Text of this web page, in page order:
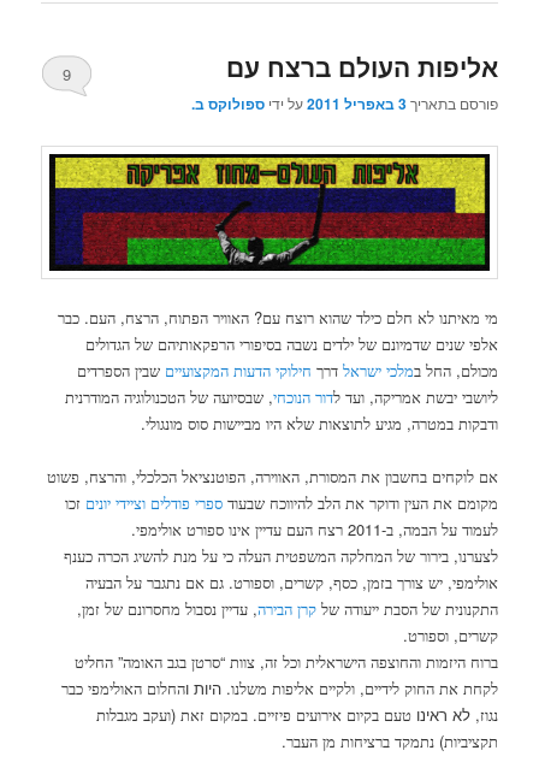
אליפות העולם ברצח עם
פורסם בתאריך3 באפריל 2011 על ידיספולוקס ב.
9
מי מאיתנו לא חלם כילד שהוא רוצח עם?האוויר הפתוח,הרצח,העם.כבר
אלפי שנים שדמיונם של ילדים נשבה בסיפורי הרפקאותיהם של הגדולים
מכולם,החל במלכי ישראל דרך חילוקי הדעות המקצועיים שבין הספרדים
ליושבי יבשת אמריקה,ועד לדור הנוכחי,שבסיועה של הטכנולוגיה המודרנית
ודבקות במטרה, מגיע לתוצאות שלא היו מביישות סוס מונגולי.
אם לוקחים בחשבון את המסורת,האווירה,הפוטנציאל הכלכלי,והרצח, פשוט
מקומם את העין ודוקר את הלב להיווכח שבעודספרי פודלים וציידי יונים זכו
לעמוד על הבמה,ב-2011 רצח העם עדיין אינו ספורט אולימפי.
לצערנו,בירור של המחלקה המשפטית העלה כי על מנת להשיג הכרה כענף
אולימפי,יש צורך בזמן,כסף,קשרים,וספורט.גם אם נתגבר על הבעיה
התקנונית של הסבת ייעודה שלקרן הבירה,עדיין נסבול מחסרונם של זמן,
קשרים,וספורט.
ברוח היזמות והחוצפה הישראלית וכל זה,צוות“סרטן בגב האומה”החליט
לקחת את החוק לידיים,ולקיים אליפות משלנו. היות והחלום האולימפי כבר
נגוז, לא ראינו טעם בקיום אירועים פיזיים.במקום זאת(ועקב מגבלות
תקציביות)נתמקד ברציחות מן העבר.